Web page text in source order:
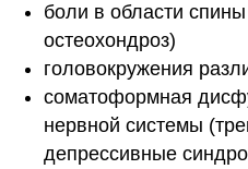
боли в области
остеохондроз)
головокружения
соматоформная
нервной системы
депрессивные